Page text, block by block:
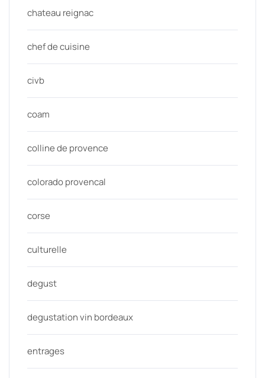
chateau reignac
chef de cuisine
civb
coam
colline de provence
colorado provencal
corse
culturelle
degust
degustation vin bordeaux
entrages